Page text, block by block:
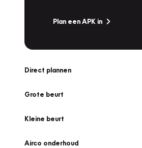
Plan een APK in
Direct plannen
Grote beurt
Kleine beurt
Airco onderhoud